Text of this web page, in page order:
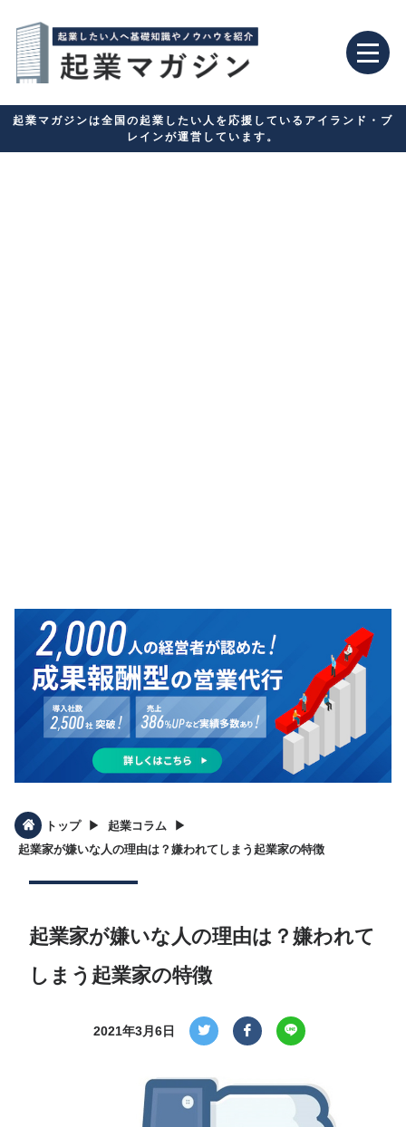
起業マガジンは全国の起業したい人を応援しているアイランド・ブ
レインが運営しています。
トップ ▶︎ 起業コラム ▶︎
起業家が嫌いな人の理由は？嫌われてしまう起業家の特徴
起業家が嫌いな人の理由は？嫌われて
しまう起業家の特徴
2021年3月6日